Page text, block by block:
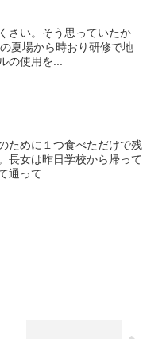
さい。そう思っていたか
夏場から時おり研修で地
の使用を...
ために１つ食べただけで残
長女は昨日学校から帰って
通って...